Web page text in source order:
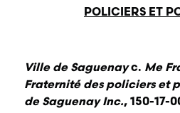
POLICIERS ET
Ville de Saguenayc. Me
Fraternité des policiers et
de Saguenay Inc., 150-17-